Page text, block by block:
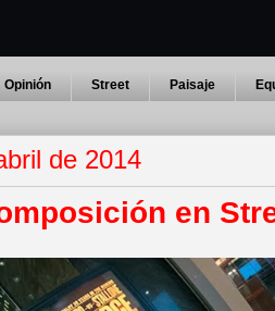
Opinión Street Paisaje
de 2014
en